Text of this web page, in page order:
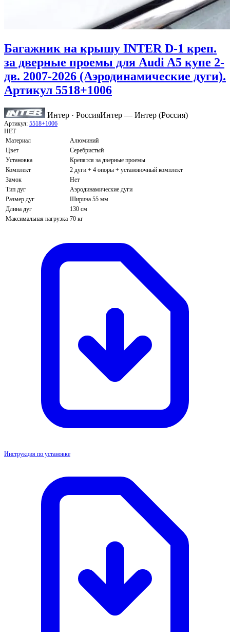
Багажник на крышу INTER D-1 креп.
за дверные проемы для Audi A5 купе 2-
дв. 2007-2026 (Аэродинамические дуги).
Артикул 5518+1006
Интер · РоссияИнтер — Интер (Россия)
Артикул: 5518+1006
НЕТ
Материал
Алюминий
Цвет
Серебристый
Установка
Крепятся за дверные проемы
Комплект
2 дуги + 4 опоры + установочный комплект
Замок
Нет
Тип дуг
Аэродинамические дуги
Размер дуг
Ширина 55 мм
Длина дуг
130 см
Максимальная нагрузка 70 кг
Инструкция по установке